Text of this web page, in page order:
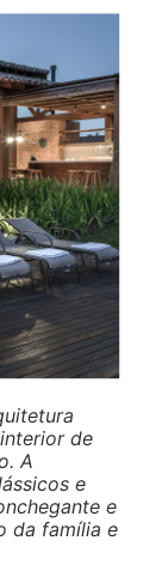
de
A
e
e
da família e